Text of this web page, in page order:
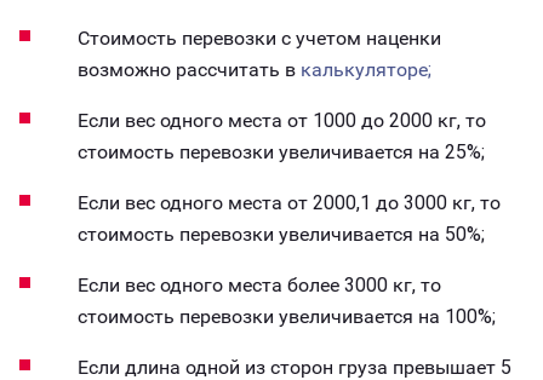
Стоимость перевозки с учетом наценки
возможно рассчитать в калькуляторе;
Если вес одного места от 1000 до 2000 кг, то
стоимость перевозки увеличивается на 25%;
Если вес одного места от 2000,1 до 3000 кг, то
стоимость перевозки увеличивается на 50%;
Если вес одного места более 3000 кг, то
стоимость перевозки увеличивается на 100%;
Если длина одной из сторон груза превышает 5